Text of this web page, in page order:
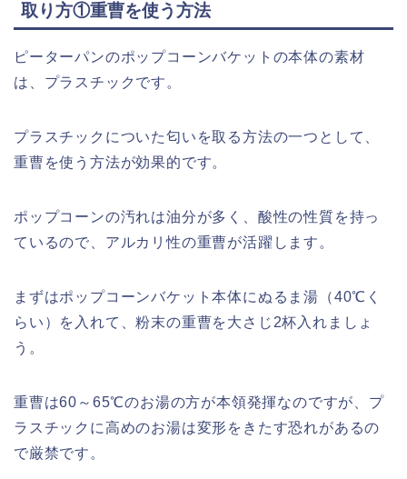
取り方①重曹を使う方法
ピーターパンのポップコーンバケットの本体の素材
は、プラスチックです。
プラスチックについた匂いを取る方法の一つとして、
重曹を使う方法が効果的です。
ポップコーンの汚れは油分が多く、酸性の性質を持っ
ているので、アルカリ性の重曹が活躍します。
まずはポップコーンバケット本体にぬるま湯（40℃く
らい）を入れて、粉末の重曹を大さじ2杯入れましょ
う。
重曹は60～65℃のお湯の方が本領発揮なのですが、プ
ラスチックに高めのお湯は変形をきたす恐れがあるの
で厳禁です。